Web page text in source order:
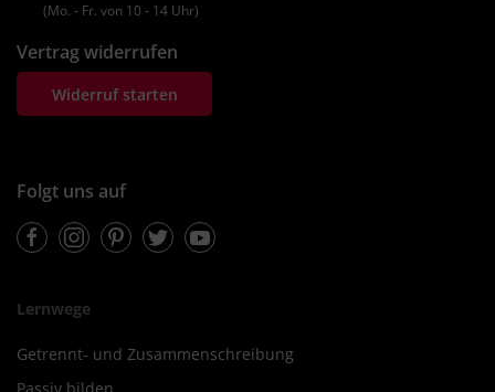
(Mo. ‐ Fr. von 10 ‐ 14 Uhr)
Vertrag widerrufen
Widerruf starten
Folgt uns auf
FacebookInstagramPinterestTwitterYoutube
Lernwege
Getrennt- und Zusammenschreibung